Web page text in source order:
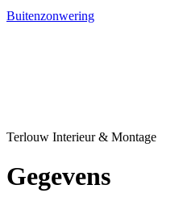
Buitenzonwering
Terlouw Interieur & Montage
Gegevens